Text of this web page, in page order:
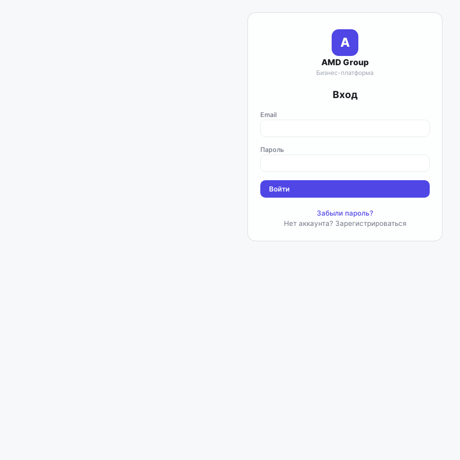
A
AMD Group
Бизнес-платформа
Вход
Email
Пароль
Войти
Забыли пароль?
Нет аккаунта? Зарегистрироваться